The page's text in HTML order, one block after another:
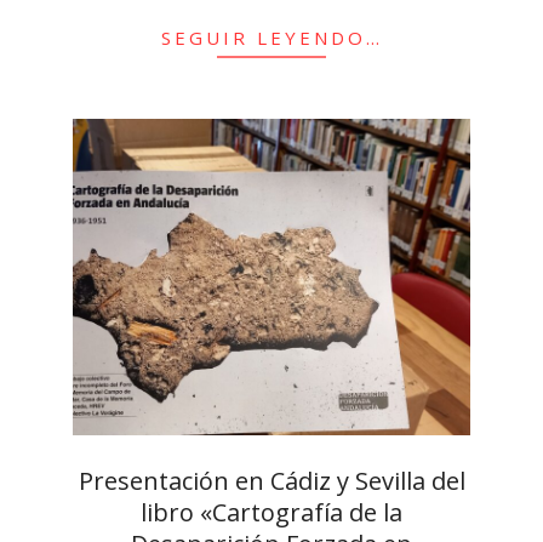
SEGUIR LEYENDO…
Presentación en Cádiz y Sevilla del
libro «Cartografía de la